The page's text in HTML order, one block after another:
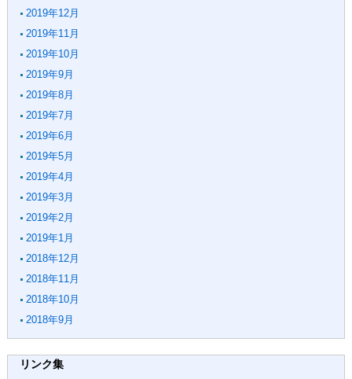
2019年12月
2019年11月
2019年10月
2019年9月
2019年8月
2019年7月
2019年6月
2019年5月
2019年4月
2019年3月
2019年2月
2019年1月
2018年12月
2018年11月
2018年10月
2018年9月
リンク集